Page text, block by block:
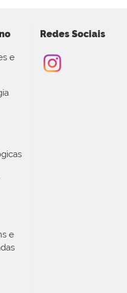
e
e
Redes Sociais